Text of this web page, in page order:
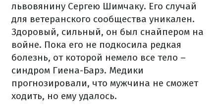
львовянину Сергею Шимчаку. Его случай
для ветеранского сообщества уникален.
Здоровый, сильный, он был снайпером на
войне. Пока его не подкосила редкая
болезнь, от которой немело все тело –
синдром Гиена-Барэ. Медики
прогнозировали, что мужчина не сможет
ходить, но ему удалось.